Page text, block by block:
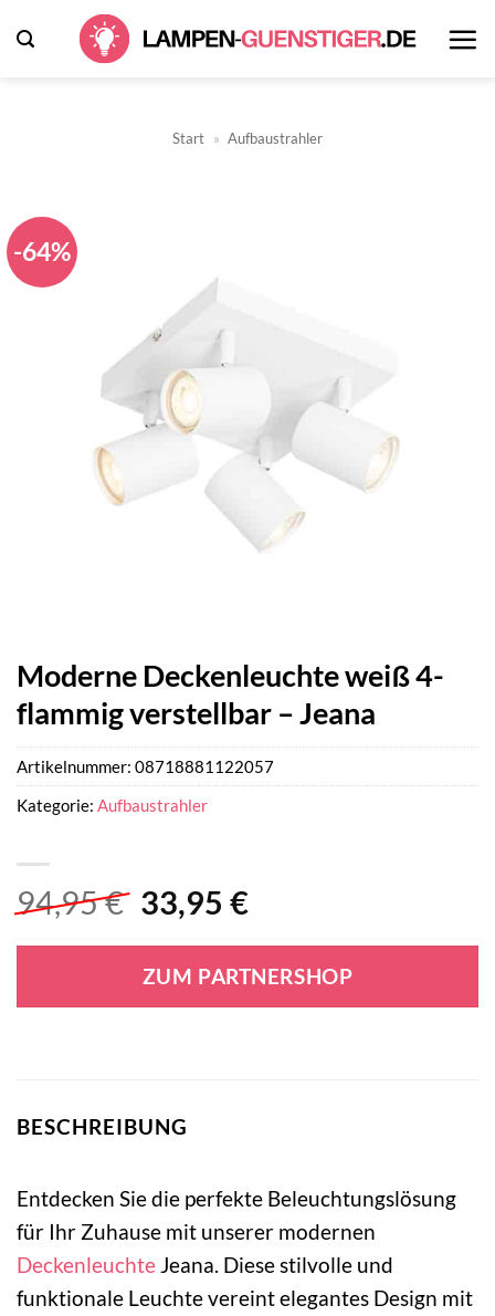
Inhalt
Start » Aufbaustrahler
-64%
Moderne Deckenleuchte weiß 4-
flammig verstellbar – Jeana
94,95€ Ursprünglicher
war:
94,95 €
33,95 €Aktueller
ist:
33,95 €.
ZUM PARTNERSHOP
Artikelnummer: 08718881122057
Kategorie: Aufbaustrahler
BESCHREIBUNG
Entdecken Sie die perfekte Beleuchtungslösung
für Ihr Zuhause mit unserer modernen
Deckenleuchte Jeana. Diese stilvolle und
funktionale Leuchte vereint elegantes Design mit